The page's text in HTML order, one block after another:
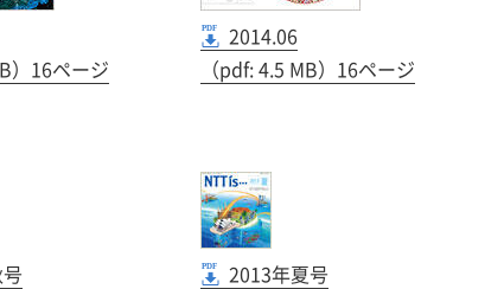
）16ページ
2014.06
（pdf: 4.5 MB）16ページ
2013年夏号